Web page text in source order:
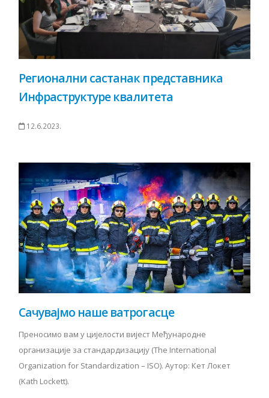
Регионални састанак представника
Инфраструктуре квалитета
12.6.2023.
Сачувајмо наше ватрогасце
Преносимо вам у цијелости вијест Међународне
организације за стандардизацију (The International
Organization for Standardization – ISО). Аутор: Кет Локет
(Kath Lockett).